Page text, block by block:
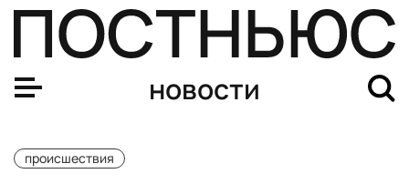
новости
происшествия
В Подмосковье один человек погиб в ДТП с